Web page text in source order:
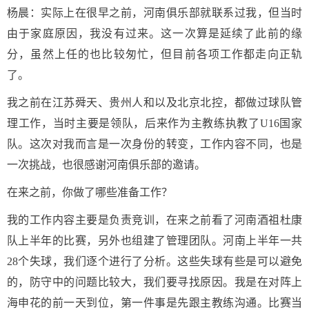
杨晨：实际上在很早之前，河南俱乐部就联系过我，但当时
由于家庭原因，我没有过来。这一次算是延续了此前的缘
分，虽然上任的也比较匆忙，但目前各项工作都走向正轨
了。
我之前在江苏舜天、贵州人和以及北京北控，都做过球队管
理工作，当时主要是领队，后来作为主教练执教了U16国家
队。这次对我而言是一次身份的转变，工作内容不同，也是
一次挑战，也很感谢河南俱乐部的邀请。
在来之前，你做了哪些准备工作？
我的工作内容主要是负责竞训，在来之前看了河南酒祖杜康
队上半年的比赛，另外也组建了管理团队。河南上半年一共
28个失球，我们逐个进行了分析。这些失球有些是可以避免
的，防守中的问题比较大，我们要寻找原因。我是在对阵上
海申花的前一天到位，第一件事是先跟主教练沟通。比赛当